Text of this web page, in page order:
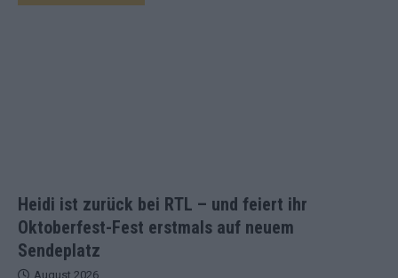
Heidi ist zurück bei RTL – und feiert ihr
Oktoberfest-Fest erstmals auf neuem
Sendeplatz
August 2026